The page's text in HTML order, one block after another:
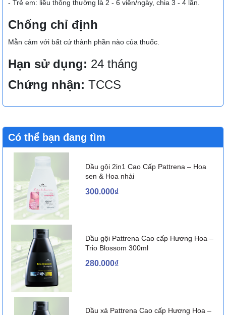
- Trẻ em: liều thông thường là 2 - 6 viên/ngày, chia 3 - 4 lần.
Chống chỉ định
Mẫn cảm với bất cứ thành phần nào của thuốc.
Hạn sử dụng: 24 tháng
Chứng nhận: TCCS
Có thể bạn đang tìm
Dầu gội 2in1 Cao Cấp Pattrena – Hoa
sen & Hoa nhài
300.000₫
Dầu gội Pattrena Cao cấp Hương Hoa –
Trio Blossom 300ml
280.000₫
Dầu xả Pattrena Cao cấp Hương Hoa –